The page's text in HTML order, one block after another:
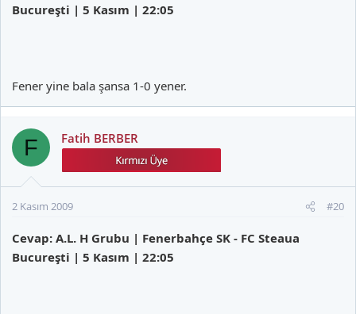
Bucureşti | 5 Kasım | 22:05
Fener yine bala şansa 1-0 yener.
F Fatih BERBER
2 Kasım 2009 #20
Cevap: A.L. H Grubu | Fenerbahçe SK - FC Steaua
Bucureşti | 5 Kasım | 22:05